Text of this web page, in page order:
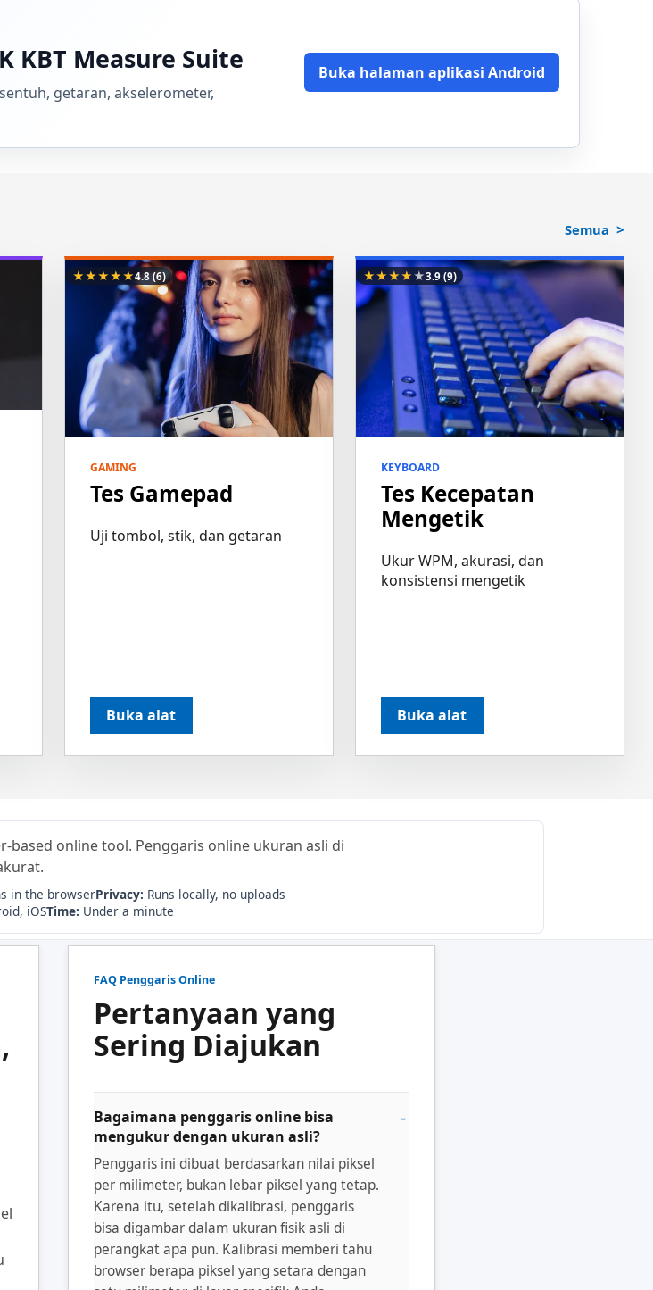
KBT Measure Suite
getaran, akselerometer,
Buka halaman aplikasi Android
Semua
★★★★★4.8(6)
GAMING
Tes Gamepad
Uji tombol, stik, dan getaran
Buka alat
★★★★★3.9(9)
KEYBOARD
Tes Kecepatan
Mengetik
Ukur WPM, akurasi, dan
konsistensi mengetik
Buka alat
based online tool. Penggaris online ukuran asli di
in the browserPrivacy: Runs locally, no uploads
iOSTime: Under a minute
FAQ Penggaris Online
Pertanyaan yang
Sering Diajukan
Bagaimana penggaris online bisa
mengukur dengan ukuran asli?
Penggaris ini dibuat berdasarkan nilai piksel
per milimeter, bukan lebar piksel yang tetap.
Karena itu, setelah dikalibrasi, penggaris
bisa digambar dalam ukuran fisik asli di
perangkat apa pun. Kalibrasi memberi tahu
browser berapa piksel yang setara dengan